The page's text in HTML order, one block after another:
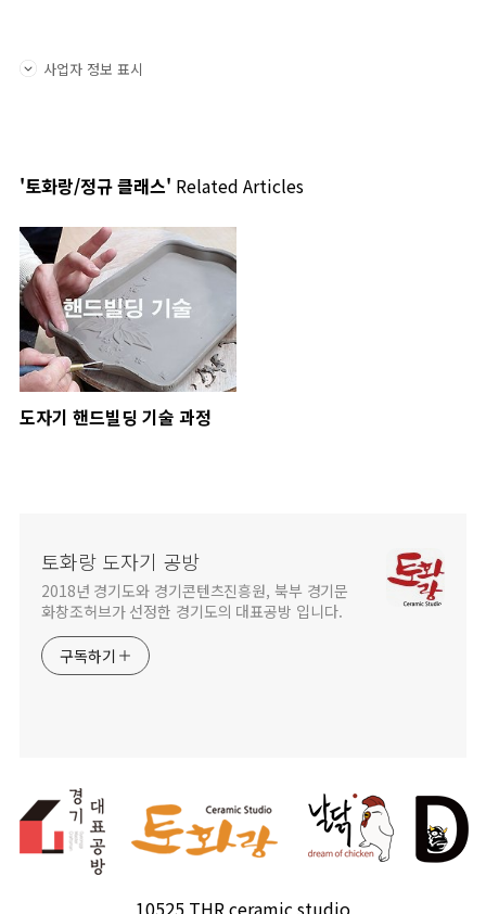
사업자 정보 표시
'토화랑/정규 클래스' Related Articles
도자기 핸드빌딩 기술 과정
토화랑 도자기 공방
2018년 경기도와 경기콘텐츠진흥원, 북부 경기문
화창조허브가 선정한 경기도의 대표공방 입니다.
구독하기
10525 THR ceramic studio